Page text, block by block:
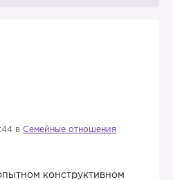
в Семейные отношения
конструктивном